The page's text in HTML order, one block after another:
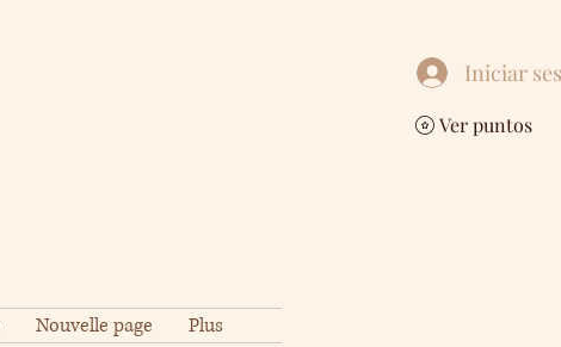
Iniciar
Ver puntos
Nouvelle page Plus